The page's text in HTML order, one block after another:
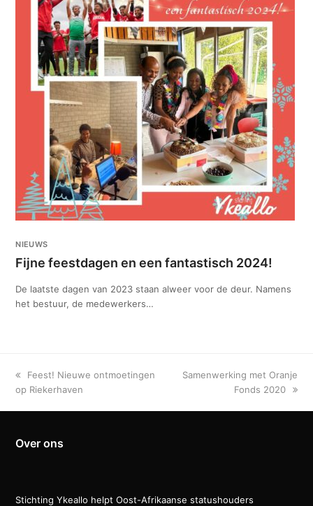
NIEUWS
Fijne feestdagen en een fantastisch 2024!
De laatste dagen van 2023 staan alweer voor de deur. Namens
het bestuur, de medewerkers…
previous
post:
Feest! Nieuwe ontmoetingen
op Riekerhaven
next
Samenwerking met Oranje
Fonds 2020
Over ons
Stichting Ykeallo helpt Oost-Afrikaanse statushouders